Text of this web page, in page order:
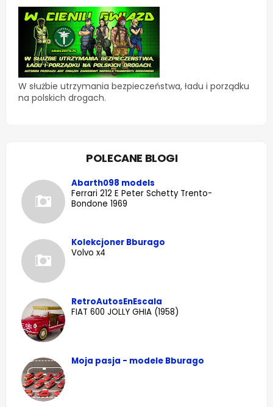
W służbie utrzymania bezpieczeństwa, ładu i porządku
na polskich drogach.
POLECANE BLOGI
Abarth098 models
Ferrari 212 E Peter Schetty Trento-
Bondone 1969
Kolekcjoner Bburago
Volvo x4
RetroAutosEnEscala
FIAT 600 JOLLY GHIA (1958)
Moja pasja - modele Bburago